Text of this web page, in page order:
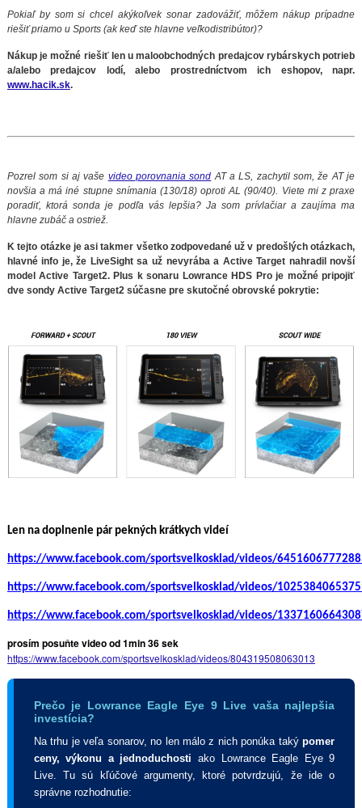
Pokiaľ by som si chcel akýkoľvek sonar zadovážiť, môžem nákup prípadne
riešiť priamo u Sports (ak keď ste hlavne veľkodistribútor)?
Nákup je možné riešiť len u maloobchodných predajcov rybárskych potrieb
a/alebo predajcov lodí, alebo prostredníctvom ich eshopov, napr.
www.hacik.sk.
Pozrel som si aj vaše video porovnania sond AT a LS, zachytil som, že AT je
novšia a má iné stupne snímania (130/18) oproti AL (90/40). Viete mi z praxe
poradiť, ktorá sonda je podľa vás lepšia? Ja som prívlačiar a zaujíma ma
hlavne zubáč a ostriež.
K tejto otázke je asi takmer všetko zodpovedané už v predošlých otázkach,
hlavné info je, že LiveSight sa už nevyrába a Active Target nahradil novší
model Active Target2. Plus k sonaru Lowrance HDS Pro je možné pripojiť
dve sondy Active Target2 súčasne pre skutočné obrovské pokrytie:
Len na doplnenie pár pekných krátkych videí
https://www.facebook.com/sportsvelkosklad/videos/
https://www.facebook.com/sportsvelkosklad/videos/
https://www.facebook.com/sportsvelkosklad/videos/
prosím posuňte video od 1min 36 sek
https://www.facebook.com/sportsvelkosklad/videos/804319508063013
Prečo je Lowrance Eagle Eye 9 Live vaša najlepšia
investícia?
Na trhu je veľa sonarov, no len málo z nich ponúka takýpomer
ceny, výkonu a jednoduchosti ako Lowrance Eagle Eye 9
Live. Tu sú kľúčové argumenty, ktoré potvrdzujú, že ide o
správne rozhodnutie: